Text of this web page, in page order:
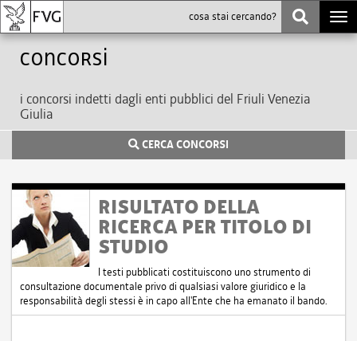
Concorsi
i concorsi indetti dagli enti pubblici del Friuli Venezia
Giulia
CERCA CONCORSI
RISULTATO DELLA
RICERCA PER TITOLO DI
STUDIO
I testi pubblicati costituiscono uno strumento di
consultazione documentale privo di qualsiasi valore giuridico e la
responsabilità degli stessi è in capo all'Ente che ha emanato il bando.